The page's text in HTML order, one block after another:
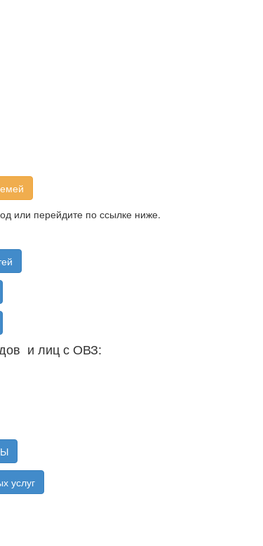
или перейдите по ссылке ниже.
и лиц с ОВЗ:
услуг